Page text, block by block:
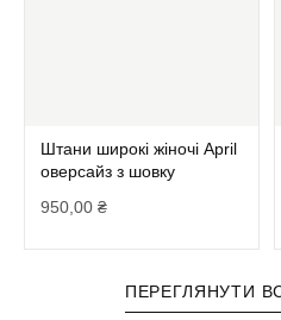
Штани широкі жіночі April
оверсайз з шовку
950,00 ₴
ПЕРЕГЛЯНУТИ